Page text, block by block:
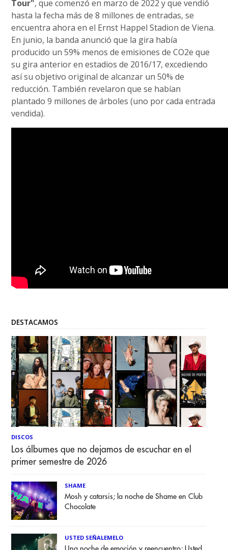
Tour", que comenzó en marzo de 2022 y que vendió
hasta la fecha más de 8 millones de entradas, se
encuentra ahora en el Ernst Happel Stadion de Viena.
En junio, la banda anunció que la gira había
producido un 59% menos de emisiones de CO2e que
su gira anterior en estadios de 2016/17, excediendo
así su objetivo original de alcanzar un 50% de
reducción. También revelaron que se habían
plantado 9 millones de árboles (uno por cada entrada
vendida).
DESTACAMOS
DISCOS
Los álbumes que no dejamos de escuchar en el
primer semestre de 2026
SHAME
Mosh y catarsis; la noche de Shame en Club
Chocolate
USTED SEÑALEMELO